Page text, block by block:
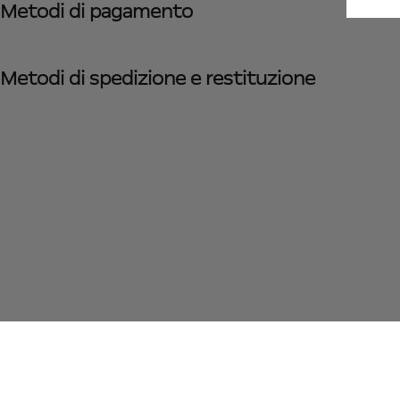
Metodi di pagamento
Metodi di spedizione e restituzione